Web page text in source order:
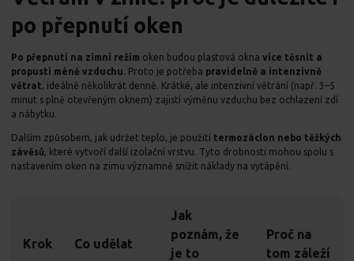
po přepnutí oken
Po přepnutí na zimní režim oken budou plastová okna více těsnit a
propustí méně vzduchu. Proto je potřeba pravidelně a intenzivně
větrat, ideálně několikrát denně. Krátké, ale intenzivní větrání (např. 3–5
minut s plně otevřeným oknem) zajistí výměnu vzduchu bez ochlazení zdí
a nábytku.
Dalším způsobem, jak udržet teplo, je použití termozáclon nebo těžkých
závěsů, které vytvoří další izolační vrstvu. Tyto drobnosti mohou spolu s
nastavením oken na zimu významně snížit náklady na vytápění.
Krok Co udělat
Jak
poznám, že
je to
Proč na
tom záleží